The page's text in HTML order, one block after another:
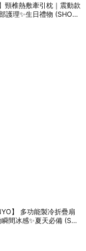
頸椎熱敷牽引枕｜震動款
護理✨生日禮物 (SHOP
】 多功能製冷折疊扇
冰感✨夏天必備 (SH